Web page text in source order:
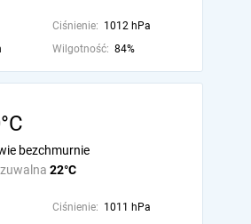
Ciśnienie: 1012 hPa
Wilgotność: 84%
22°C
bezchmurnie
Ciśnienie: 1011 hPa